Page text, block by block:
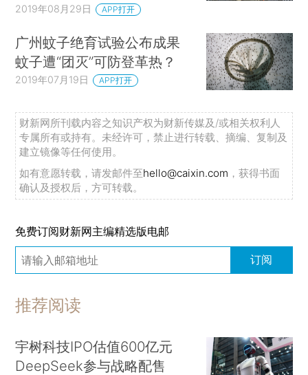
2019年08月29日 APP打开
广州蚊子绝育试验公布成果
蚊子遭“团灭”可防登革热？
2019年07月19日 APP打开
财新网所刊载内容之知识产权为财新传媒及/或相关权利人
专属所有或持有。未经许可，禁止进行转载、摘编、复制及
建立镜像等任何使用。
如有意愿转载，请发邮件至hello@caixin.com ，获得书面
确认及授权后，方可转载。
免费订阅财新网主编精选版电邮
订阅
推荐阅读
宇树科技IPO估值600亿元
DeepSeek参与战略配售